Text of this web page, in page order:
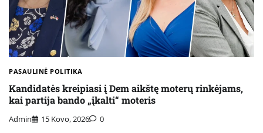
PASAULINĖ POLITIKA
Kandidatės kreipiasi į Dem aikštę moterų rinkėjams,
kai partija bando „įkalti“ moteris
Admin 15 Kovo, 2026 0